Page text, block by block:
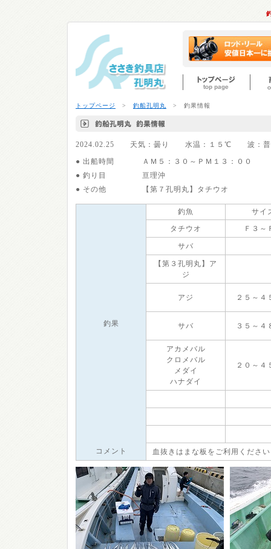
トップページ > 釣船孔明丸 > 釣果情報
2024.02.25 天気：曇り 水温：１５℃ 波：
● 出船時間
ＡＭ５：３０～ＰＭ１３：００
● 釣り目
亘理沖
● その他
【第７孔明丸】タチウオ
釣果
釣魚
サイ
タチウオ
Ｆ３～
サバ
【第３孔明丸】ア
ジ
アジ ２５～４
サバ ３５～４
アカメバル
クロメバル
メダイ
ハナダイ
２０～４
コメント 血抜きはまな板をご利用くださ